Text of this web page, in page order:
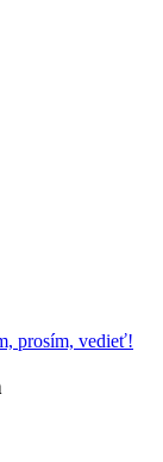
prosím, vedieť!